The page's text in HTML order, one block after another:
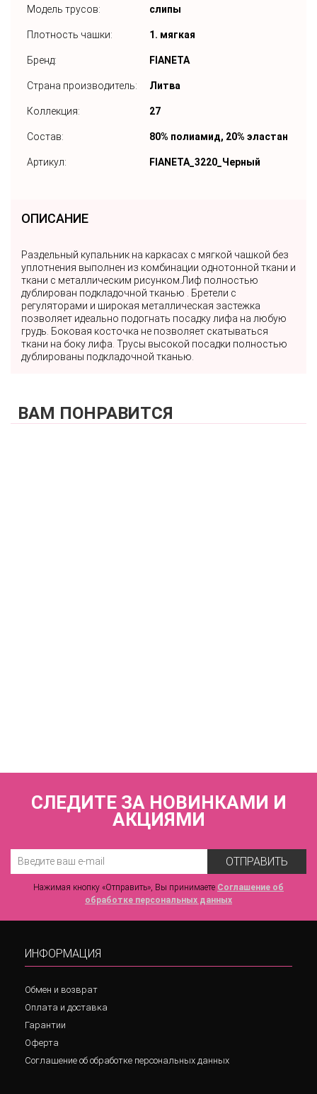
Модель трусов: слипы
Плотность чашки: 1. мягкая
Бренд: FIANETA
Страна производитель: Литва
Коллекция: 27
Состав: 80% полиамид, 20% эластан
Артикул: FIANETA_3220_Черный
ОПИСАНИЕ
Раздельный купальник на каркасах с мягкой чашкой без
уплотнения выполнен из комбинации однотонной ткани и
ткани с металлическим рисунком.Лиф полностью
дублирован подкладочной тканью . Бретели с
регуляторами и широкая металлическая застежка
позволяет идеально подогнать посадку лифа на любую
грудь. Боковая косточка не позволяет скатываться
ткани на боку лифа. Трусы высокой посадки полностью
дублированы подкладочной тканью.
ВАМ ПОНРАВИТСЯ
СЛЕДИТЕ ЗА НОВИНКАМИ И
АКЦИЯМИ
ОТПРАВИТЬ
Нажимая кнопку «Отправить», Вы принимаете Соглашение об
обработке персональных данных
ИНФОРМАЦИЯ
Обмен и возврат
Оплата и доставка
Гарантии
Оферта
Соглашение об обработке персональных данных